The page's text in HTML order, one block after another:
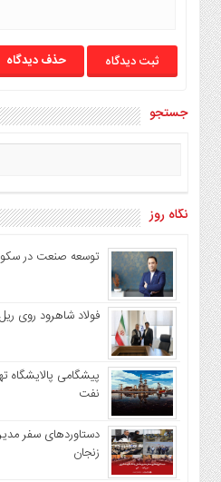
حذف دیدگاه
جستجو
نگاه روز
توسعه صنعت در
فولاد شاهرود روی
پیشگامی
نفت
دستاوردهای سفر
زنجان